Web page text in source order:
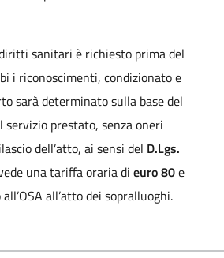
sanitari è richiesto prima del
i riconoscimenti, condizionato e
sarà determinato sulla base del
prestato, senza oneri
dell’atto, ai sensi del D.Lgs.
una tariffa oraria di euro 80e
all’atto dei sopralluoghi.